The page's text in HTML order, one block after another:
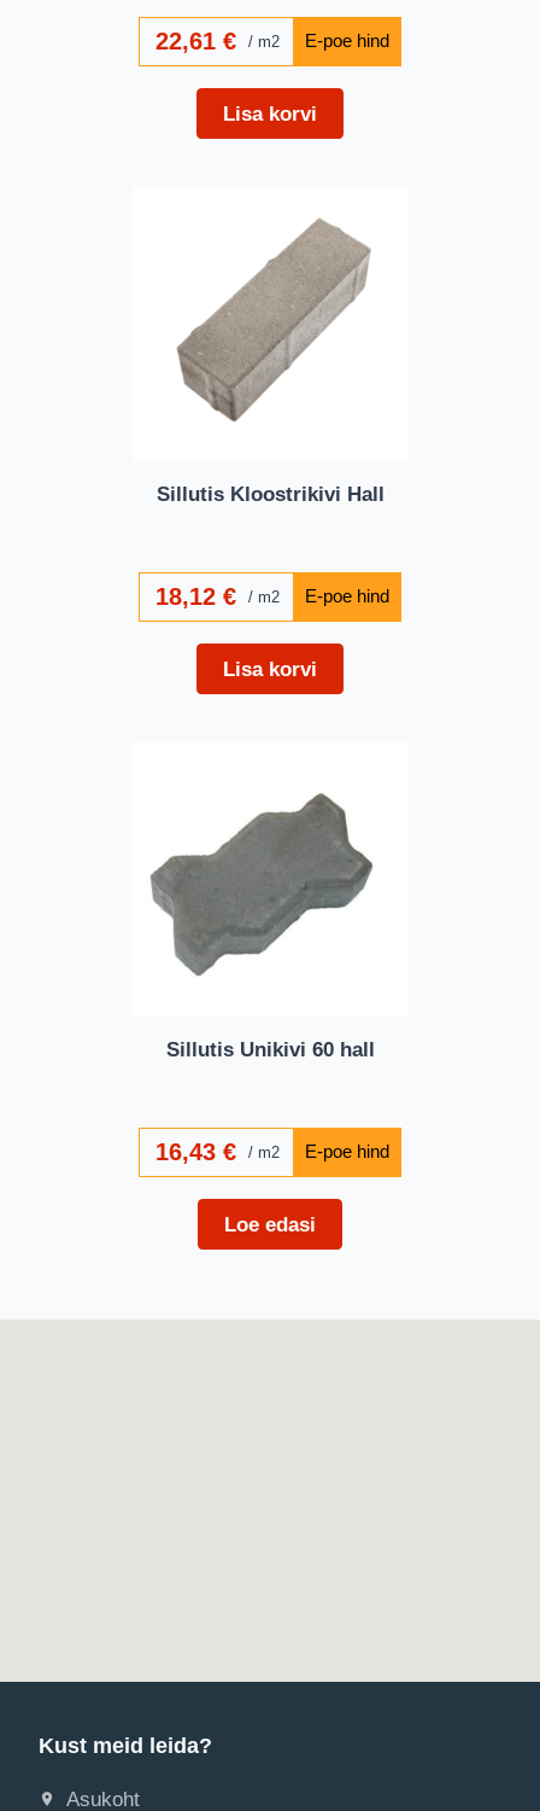
22,61€ m2
Lisa korvi
Sillutis Kloostrikivi Hall
18,12€ m2
Lisa korvi
Sillutis Unikivi 60 hall
16,43€ m2
Loe edasi
Kust meid leida?
Asukoht